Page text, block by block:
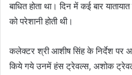
बाधित होता था। दिन में कई बार
को परेशानी होती थी।
कलेक्टर श्री आशीष सिंह के निर्देश
किये गये उनमें हंस ट्रेवल्स, अशोक